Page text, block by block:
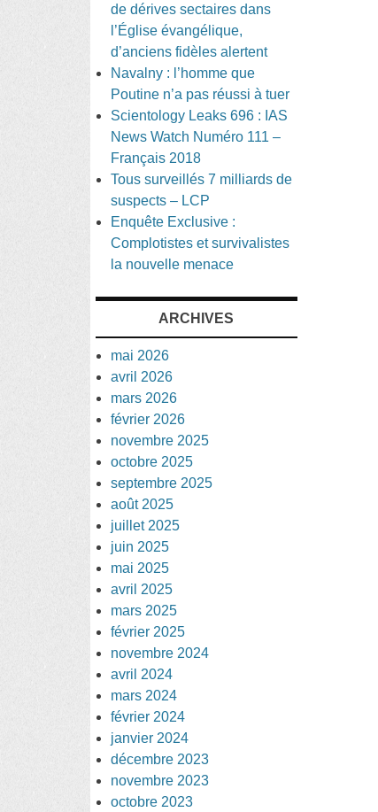
de dérives sectaires dans
l’Église évangélique,
d’anciens fidèles alertent
Navalny : l’homme que
Poutine n’a pas réussi à tuer
Scientology Leaks 696 : IAS
News Watch Numéro 111 –
Français 2018
Tous surveillés 7 milliards de
suspects – LCP
Enquête Exclusive :
Complotistes et survivalistes
la nouvelle menace
ARCHIVES
mai 2026
avril 2026
mars 2026
février 2026
novembre 2025
octobre 2025
septembre 2025
août 2025
juillet 2025
juin 2025
mai 2025
avril 2025
mars 2025
février 2025
novembre 2024
avril 2024
mars 2024
février 2024
janvier 2024
décembre 2023
novembre 2023
octobre 2023